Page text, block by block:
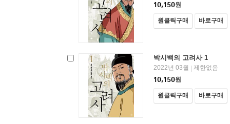
10,150원
원클릭구매 바로구매
박시백의 고려사 1
2022년 03월 | 제한없음
10,150원
원클릭구매 바로구매